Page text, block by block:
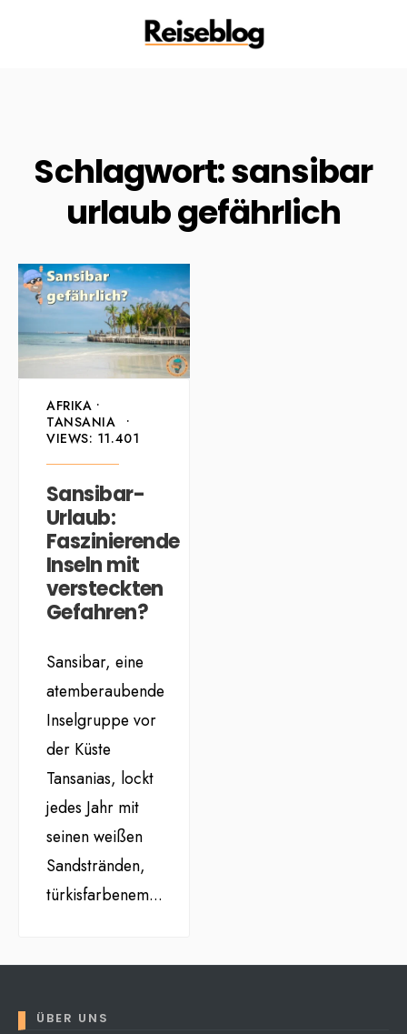
Schlagwort:sansibar
urlaub gefährlich
AFRIKA •
TANSANIA
•
VIEWS: 11.401
Sansibar-
Urlaub:
Faszinierende
Inseln mit
versteckten
Gefahren?
Sansibar, eine
atemberaubende
Inselgruppe vor
der Küste
Tansanias, lockt
jedes Jahr mit
seinen weißen
Sandstränden,
türkisfarbenem...
ÜBER UNS